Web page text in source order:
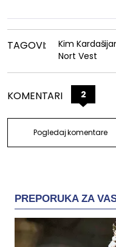
TAGOVI: Kim
Nort Vest
KOMENTARI 2
Pogledaj komentare
PREPORUKA ZA